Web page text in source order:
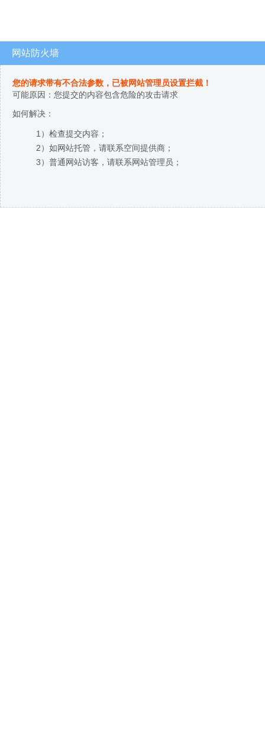
网站防火墙
您的请求带有不合法参数，已被网站管理员设置拦截！
可能原因：您提交的内容包含危险的攻击请求
如何解决：
1）检查提交内容；
2）如网站托管，请联系空间提供商；
3）普通网站访客，请联系网站管理员；